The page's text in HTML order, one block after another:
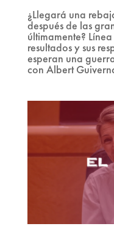
¿Llegará una
después de las
últimamente?
resultados y sus
esperan una
con Albert